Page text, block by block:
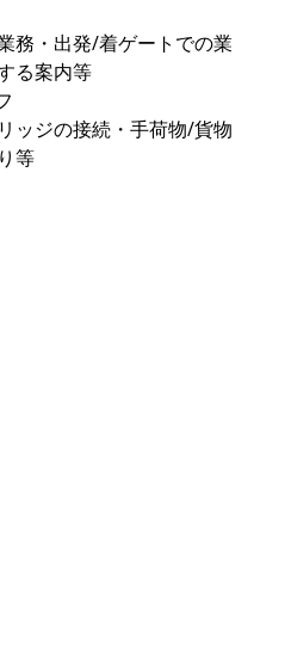
務・出発/着ゲートでの業
る案内等
ッジの接続・手荷物/貨物
等